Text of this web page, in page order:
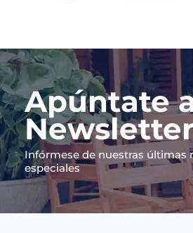
Apúntate
Infórmese de nuestras últimas
especiales